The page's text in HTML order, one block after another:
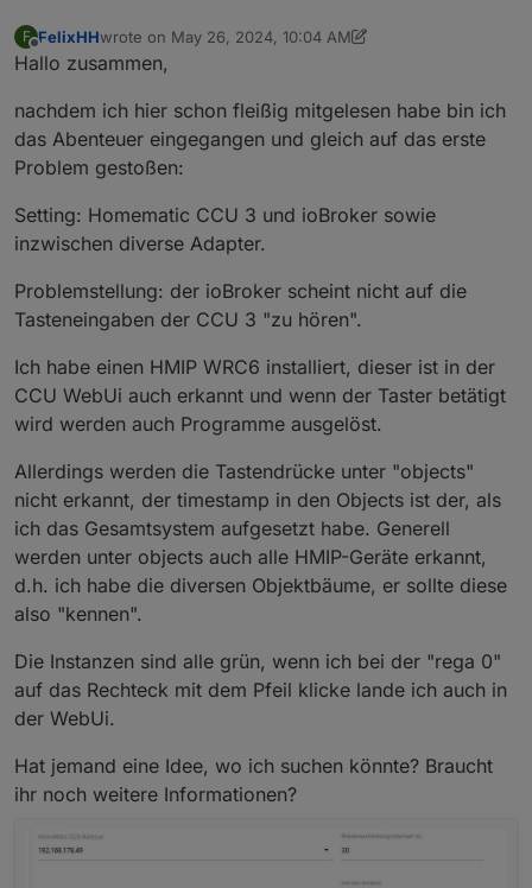
F
Offline
FelixHHwrote on May 26, 2024, 10:04 AM
last edited by FelixHHMay 26, 2024, 12:09 PM
Hallo zusammen,
nachdem ich hier schon fleißig mitgelesen habe bin ich
das Abenteuer eingegangen und gleich auf das erste
Problem gestoßen:
Setting: Homematic CCU 3 und ioBroker sowie
inzwischen diverse Adapter.
Problemstellung: der ioBroker scheint nicht auf die
Tasteneingaben der CCU 3 "zu hören".
Ich habe einen HMIP WRC6 installiert, dieser ist in der
CCU WebUi auch erkannt und wenn der Taster betätigt
wird werden auch Programme ausgelöst.
Allerdings werden die Tastendrücke unter "objects"
nicht erkannt, der timestamp in den Objects ist der, als
ich das Gesamtsystem aufgesetzt habe. Generell
werden unter objects auch alle HMIP-Geräte erkannt,
d.h. ich habe die diversen Objektbäume, er sollte diese
also "kennen".
Die Instanzen sind alle grün, wenn ich bei der "rega 0"
auf das Rechteck mit dem Pfeil klicke lande ich auch in
der WebUi.
Hat jemand eine Idee, wo ich suchen könnte? Braucht
ihr noch weitere Informationen?